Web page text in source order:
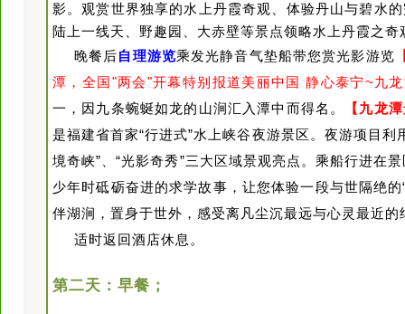
影。观赏世界独享的水上丹霞奇观、体验丹山与碧水
陆上一线天、野趣园、大赤壁等景点领略水上丹霞之
晚餐后自理游览乘发光静音气垫船带您赏光影游览
潭，全国"两会"开幕特别报道美丽中国 静心泰宁~九
一，因九条蜿蜒如龙的山涧汇入潭中而得名。
【九龙
是福建省首家“行进式”水上峡谷夜游景区。夜游项目
境奇峡”、“光影奇秀”三大区域景观亮点。乘船行进在
少年时砥砺奋进的求学故事，让您体验一段与世隔绝
伴湖涧，置身于世外，感受离凡尘沉最远与心灵最近的
适时返回酒店休息。
第二天： 早餐；